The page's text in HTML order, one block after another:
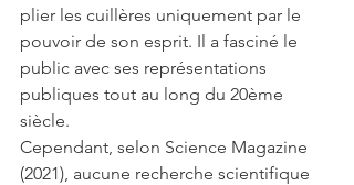
plier les cuillères uniquement par le
pouvoir de son esprit. Il a fasciné le
public avec ses représentations
publiques tout au long du 20ème
siècle.
Cependant, selon Science Magazine
(2021), aucune recherche scientifique